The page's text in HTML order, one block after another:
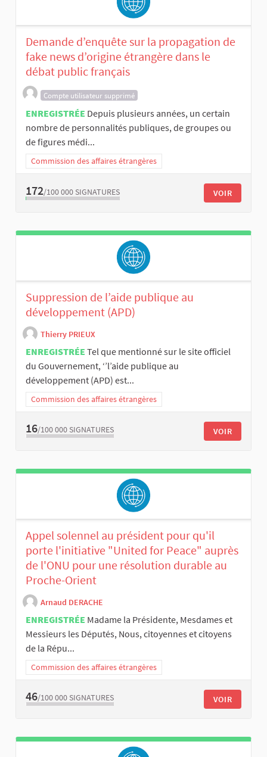
Demande d’enquête sur la propagation de
fake news d’origine étrangère dans le
débat public français
Compte utilisateur supprimé
ENREGISTRÉE Depuis plusieurs années, un certain
nombre de personnalités publiques, de groupes ou
de figures médi...
Commission des affaires étrangères
172/100 000 SIGNATURES VOIR
Suppression de l’aide publique au
développement (APD)
Thierry PRIEUX
ENREGISTRÉE Tel que mentionné sur le site officiel
du Gouvernement, ‘’l’aide publique au
développement (APD) est...
Commission des affaires étrangères
16/100 000 SIGNATURES VOIR
Appel solennel au président pour qu'il
porte l'initiative "United for Peace" auprès
de l'ONU pour une résolution durable au
Proche-Orient
Arnaud DERACHE
ENREGISTRÉE Madame la Présidente, Mesdames et
Messieurs les Députés, Nous, citoyennes et citoyens
de la Répu...
Commission des affaires étrangères
46/100 000 SIGNATURES VOIR